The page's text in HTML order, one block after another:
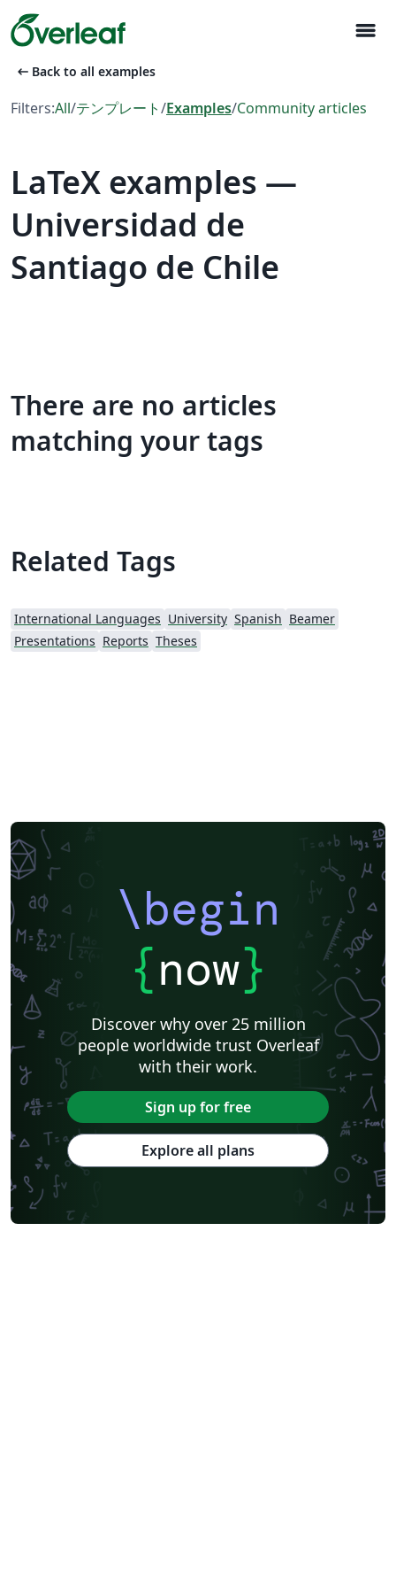
menu
arrow_left_alt Back to all examples
Filters:All/テンプレート/Examples/Community articles
LaTeX examples —
Universidad de
Santiago de Chile
There are no articles
matching your tags
Related Tags
International Languages University Spanish Beamer
Presentations Reports Theses
\begin
{now}
Discover why over 25 million
people worldwide trust Overleaf
with their work.
Sign up for free
Explore all plans